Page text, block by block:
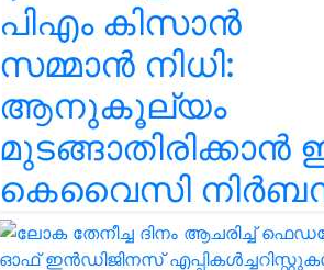
പിഎം കിസാൻ
സമ്മാൻ നിധി:
ആനുകൂല്യം
മുടങ്ങാതിരിക്കാൻ
കെവൈസി